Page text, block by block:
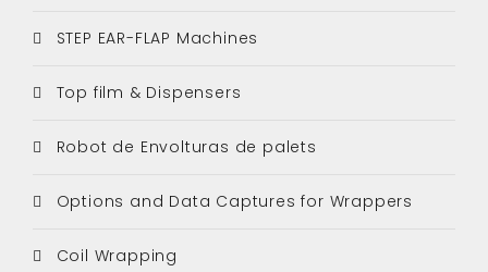
STEP EAR-FLAP Machines
Top film & Dispensers
Robot de Envolturas de palets
Options and Data Captures for Wrappers
Coil Wrapping